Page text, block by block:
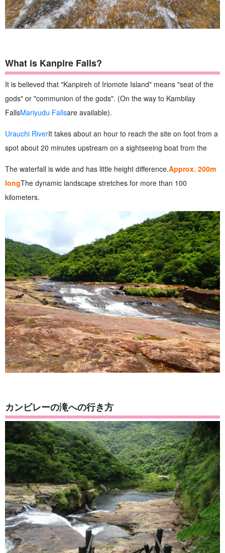
What is Kanpire Falls?
It is believed that "Kanpireh of Iriomote Island" means "seat of the
gods" or "communion of the gods". (On the way to Kambilay
FallsMariyudu Fallsare available).
Urauchi RiverIt takes about an hour to reach the site on foot from a
spot about 20 minutes upstream on a sightseeing boat from the
The waterfall is wide and has little height difference.Approx. 200m
longThe dynamic landscape stretches for more than 100
kilometers.
カンピレーの滝への行き方